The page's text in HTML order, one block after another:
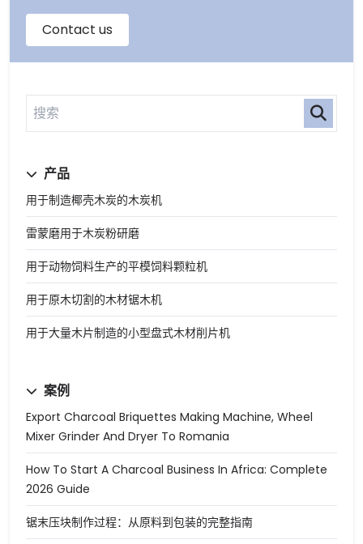
产品
用于制造椰壳木炭的木炭机
雷蒙磨用于木炭粉研磨
用于动物饲料生产的平模饲料颗粒机
用于原木切割的木材锯木机
用于大量木片制造的小型盘式木材削片机
案例
Export Charcoal Briquettes Making Machine, Wheel
Mixer Grinder And Dryer To Romania
How To Start A Charcoal Business In Africa: Complete
2026 Guide
锯末压块制作过程：从原料到包装的完整指南